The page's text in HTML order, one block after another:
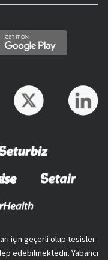
için geçerli olup tesisler
edebilmektedir. Yabancı